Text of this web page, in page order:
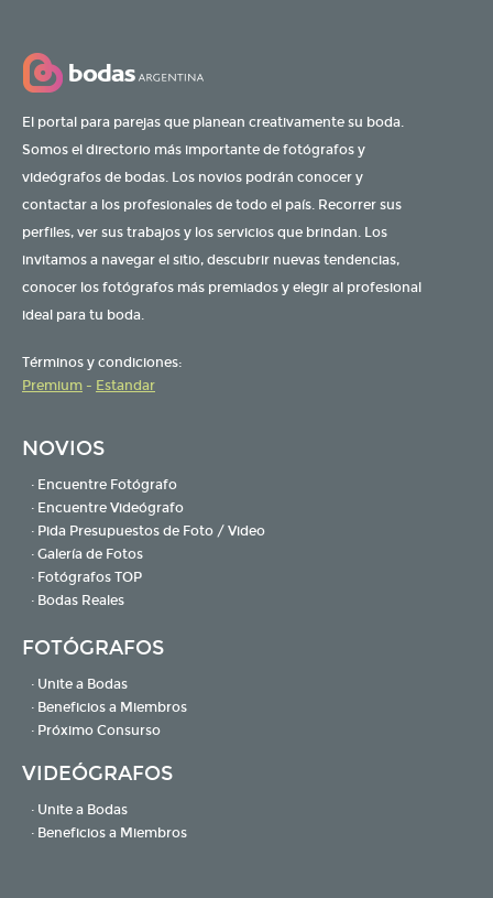
El portal para parejas que planean creativamente su boda.
Somos el directorio más importante de fotógrafos y
videógrafos de bodas. Los novios podrán conocer y
contactar a los profesionales de todo el país. Recorrer sus
perfiles, ver sus trabajos y los servicios que brindan. Los
invitamos a navegar el sitio, descubrir nuevas tendencias,
conocer los fotógrafos más premiados y elegir al profesional
ideal para tu boda.
Términos y condiciones:
Premium - Estandar
NOVIOS
· Encuentre Fotógrafo
· Encuentre Videógrafo
· Pida Presupuestos de Foto / Video
· Galería de Fotos
· Fotógrafos TOP
· Bodas Reales
FOTÓGRAFOS
· Unite a Bodas
· Beneficios a Miembros
· Próximo Consurso
VIDEÓGRAFOS
· Unite a Bodas
· Beneficios a Miembros